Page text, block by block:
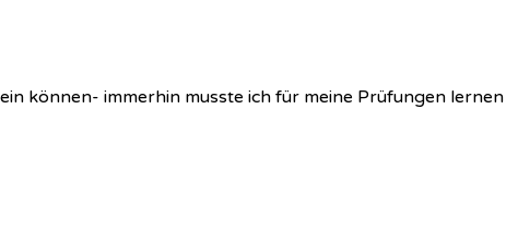
können- immerhin musste ich für meine Prüfungen lernen